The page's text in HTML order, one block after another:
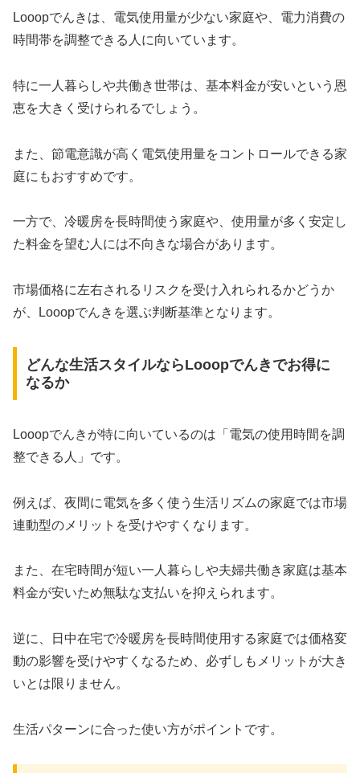
Looopでんきは、電気使用量が少ない家庭や、電力消費の
時間帯を調整できる人に向いています。
特に一人暮らしや共働き世帯は、基本料金が安いという恩
恵を大きく受けられるでしょう。
また、節電意識が高く電気使用量をコントロールできる家
庭にもおすすめです。
一方で、冷暖房を長時間使う家庭や、使用量が多く安定し
た料金を望む人には不向きな場合があります。
市場価格に左右されるリスクを受け入れられるかどうか
が、Looopでんきを選ぶ判断基準となります。
どんな生活スタイルならLooopでんきでお得に
なるか
Looopでんきが特に向いているのは「電気の使用時間を調
整できる人」です。
例えば、夜間に電気を多く使う生活リズムの家庭では市場
連動型のメリットを受けやすくなります。
また、在宅時間が短い一人暮らしや夫婦共働き家庭は基本
料金が安いため無駄な支払いを抑えられます。
逆に、日中在宅で冷暖房を長時間使用する家庭では価格変
動の影響を受けやすくなるため、必ずしもメリットが大き
いとは限りません。
生活パターンに合った使い方がポイントです。